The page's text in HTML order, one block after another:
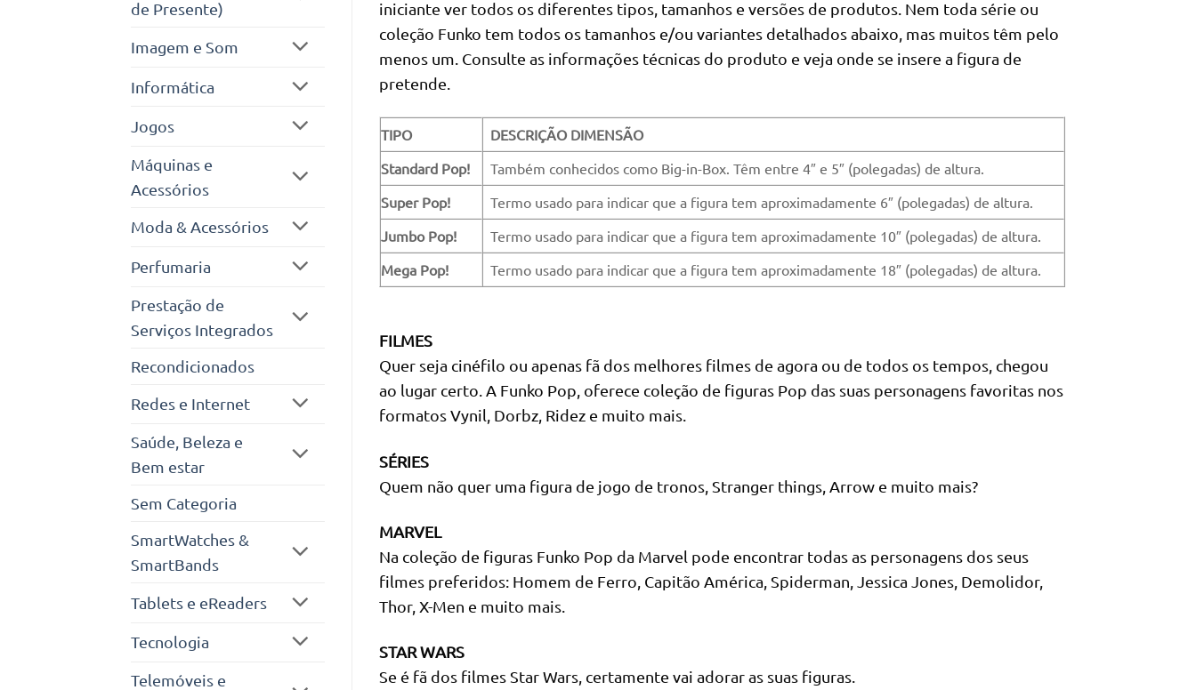
de Presente)
Imagem e Som
Informática
Jogos
Máquinas e
Acessórios
Moda & Acessórios
Perfumaria
Prestação de
Serviços Integrados
Recondicionados
Redes e Internet
Saúde, Beleza e
Bem estar
Sem Categoria
SmartWatches &
SmartBands
Tablets e eReaders
Tecnologia
Telemóveis e
iniciante ver todos os diferentes tipos, tamanhos e versões de produtos. Nem toda série ou
coleção Funko tem todos os tamanhos e/ou variantes detalhados abaixo, mas muitos têm pelo
menos um. Consulte as informações técnicas do produto e veja onde se insere a figura de
pretende.
TIPO
DESCRIÇÃO DIMENSÃO
Standard Pop!
Também conhecidos como Big-in-Box. Têm entre 4″ e 5″ (polegadas) de altura.
Super Pop!
Termo usado para indicar que a figura tem aproximadamente 6″ (polegadas) de altura.
Jumbo Pop!
Termo usado para indicar que a figura tem aproximadamente 10″ (polegadas) de altura.
Mega Pop!
Termo usado para indicar que a figura tem aproximadamente 18″ (polegadas) de altura.
FILMES
Quer seja cinéfilo ou apenas fã dos melhores filmes de agora ou de todos os tempos, chegou
ao lugar certo. A Funko Pop, oferece coleção de figuras Pop das suas personagens favoritas nos
formatos Vynil, Dorbz, Ridez e muito mais.
SÉRIES
Quem não quer uma figura de jogo de tronos, Stranger things, Arrow e muito mais?
MARVEL
Na coleção de figuras Funko Pop da Marvel pode encontrar todas as personagens dos seus
filmes preferidos: Homem de Ferro, Capitão América, Spiderman, Jessica Jones, Demolidor,
Thor, X-Men e muito mais.
STAR WARS
Se é fã dos filmes Star Wars, certamente vai adorar as suas figuras.